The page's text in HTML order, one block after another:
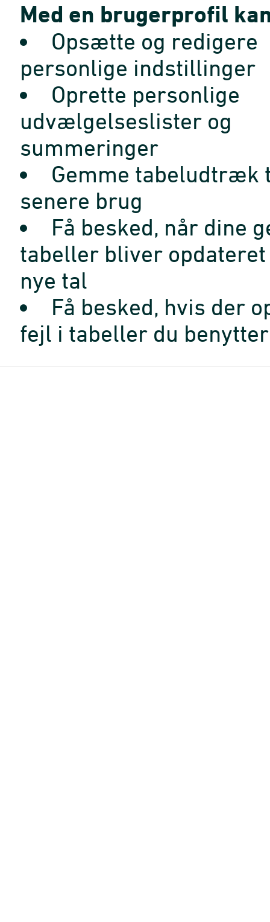
Med en brugerprofil
Opsætte og redigere
personlige indstillinger
Oprette personlige
udvælgelseslister og
summeringer
Gemme tabeludtræk
senere brug
Få besked, når dine
tabeller bliver opdateret
nye tal
Få besked, hvis der
fejl i tabeller du benytter